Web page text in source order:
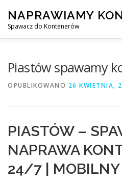
treści
NAPRAWIAMY
Spawacz do Kontenerów
SPAWANIE MOBILNE Z
USŁUGI KONTAKT
Piastów spawamy
OPUBLIKOWANO 26 KWIETNIA,
PIASTÓW –
NAPRAWA
24/7 | MOBILNY